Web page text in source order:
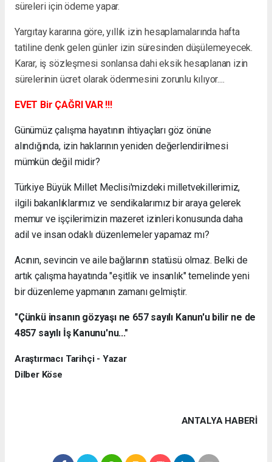
süreleri için ödeme yapar.
Yargıtay kararına göre, yıllık izin hesaplamalarında hafta
tatiline denk gelen günler izin süresinden düşülemeyecek.
Karar, iş sözleşmesi sonlansa dahi eksik hesaplanan izin
sürelerinin ücret olarak ödenmesini zorunlu kılıyor....
EVET Bir ÇAĞRI VAR !!!
Günümüz çalışma hayatının ihtiyaçları göz önüne
alındığında, izin haklarının yeniden değerlendirilmesi
mümkün değil midir?
Türkiye Büyük Millet Meclisi'mizdeki milletvekillerimiz,
ilgili bakanlıklarımız ve sendikalarımız bir araya gelerek
memur ve işçilerimizin mazeret izinleri konusunda daha
adil ve insan odaklı düzenlemeler yapamaz mı?
Acının, sevincin ve aile bağlarının statüsü olmaz. Belki de
artık çalışma hayatında "eşitlik ve insanlık" temelinde yeni
bir düzenleme yapmanın zamanı gelmiştir.
"Çünkü insanın gözyaşı ne 657 sayılı Kanun'u bilir ne de
4857 sayılı İş Kanunu'nu..."
Araştırmacı Tarihçi - Yazar
Dilber Köse
ANTALYA HABERİ